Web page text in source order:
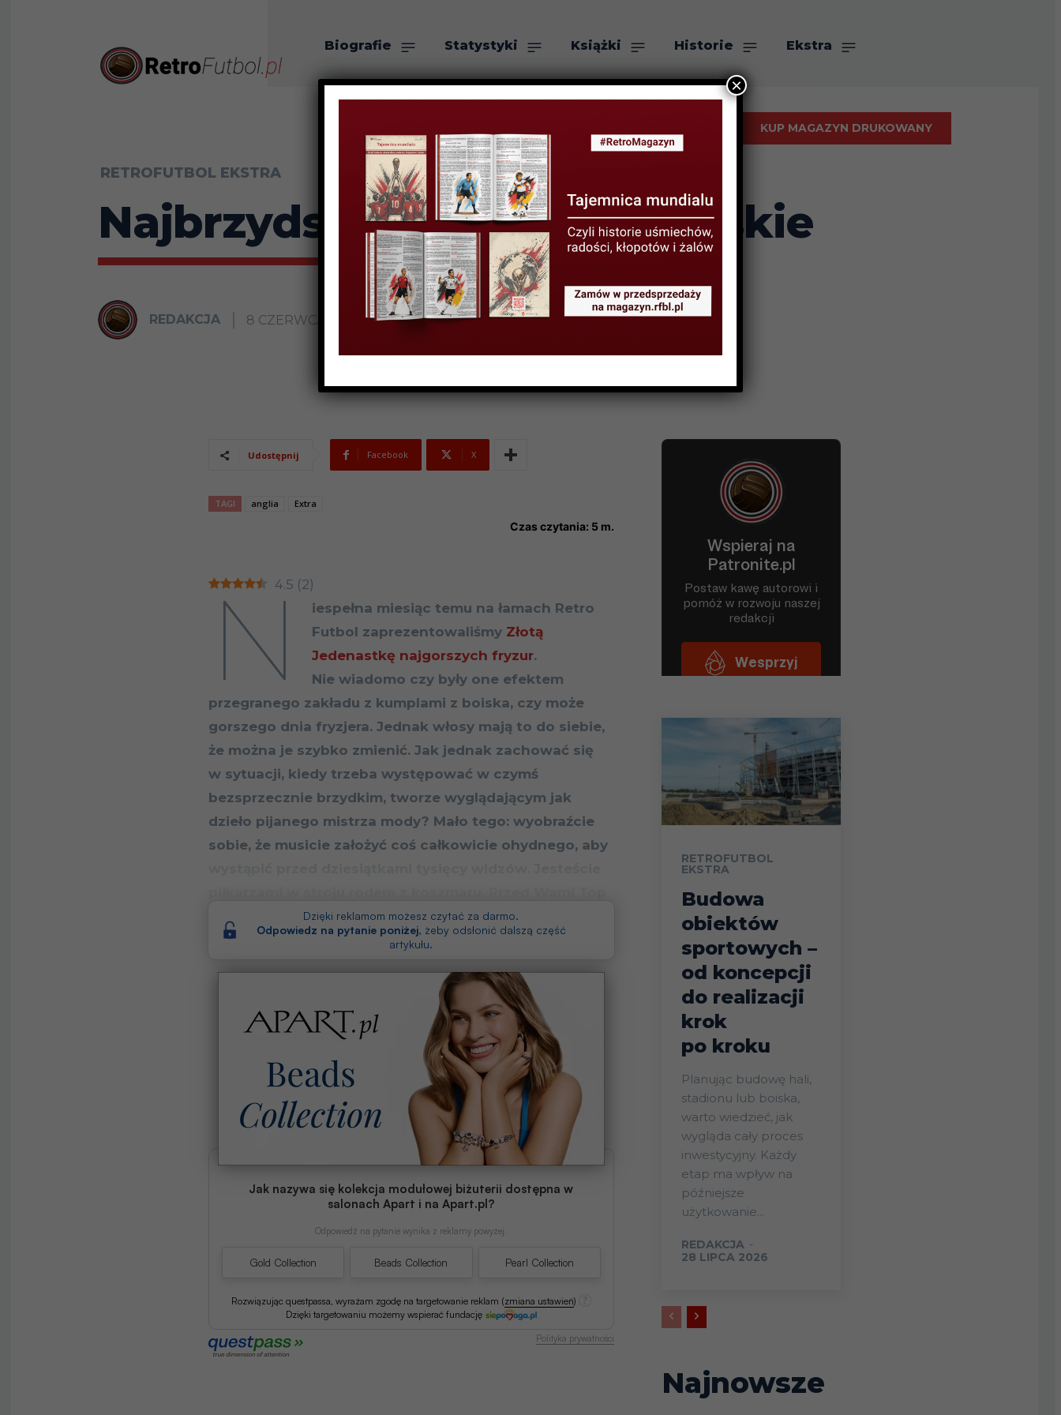
Biografie Statystyki Książki Historie Ekstra
O nas
KUP MAGAZYN DRUKOWANY
RETROFUTBOL EKSTRA
Najbrzydsze koszulki piłkarskie
REDAKCJA 8 CZERWCA 2017
Udostępnij Facebook X
TAGI anglia Extra
Czas czytania: 5 m.
4.5 (2)
N
iespełna miesiąc temu na łamach Retro
Futbol zaprezentowaliśmy Złotą
Jedenastkę najgorszych fryzur.
Nie wiadomo czy były one efektem
przegranego zakładu z kumplami z boiska, czy może
gorszego dnia fryzjera. Jednak włosy mają to do siebie,
że można je szybko zmienić. Jak jednak zachować się
w sytuacji, kiedy trzeba występować w czymś
bezsprzecznie brzydkim, tworze wyglądającym jak
dzieło pijanego mistrza mody? Mało tego: wyobraźcie
sobie, że musicie założyć coś całkowicie ohydnego, aby
10 najgorszych koszulek piłkarskich.
Dzięki reklamom możesz czytać za darmo.
Odpowiedz na pytanie poniżej, żeby odsłonić dalszą część
artykułu.
Jak nazywa się kolekcja modułowej biżuterii dostępna w
salonach Apart i na Apart.pl?
Odpowiedź na pytanie wynika z reklamy powyżej.
Gold Collection Beads Collection Pearl Collection
Rozwiązując questpassa, wyrażam zgodę na targetowanie reklam (zmiana ustawień)
Dzięki targetowaniu możemy wspierać fundację
Polityka prywatności
RETROFUTBOL
EKSTRA
Budowa
obiektów
sportowych –
od koncepcji
do realizacji
krok
po kroku
Planując budowę hali,
stadionu lub boiska,
warto wiedzieć, jak
wygląda cały proces
inwestycyjny. Każdy
etap ma wpływ na
późniejsze
użytkowanie...
REDAKCJA -
28 LIPCA 2026
Najnowsze
×